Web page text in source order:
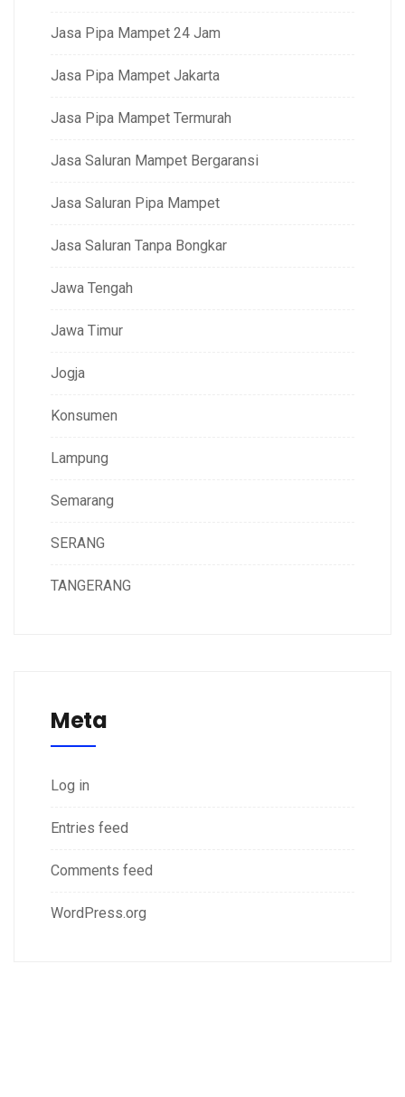
Jasa Pipa Mampet 24 Jam
Jasa Pipa Mampet Jakarta
Jasa Pipa Mampet Termurah
Jasa Saluran Mampet Bergaransi
Jasa Saluran Pipa Mampet
Jasa Saluran Tanpa Bongkar
Jawa Tengah
Jawa Timur
Jogja
Konsumen
Lampung
Semarang
SERANG
TANGERANG
Meta
Log in
Entries feed
Comments feed
WordPress.org